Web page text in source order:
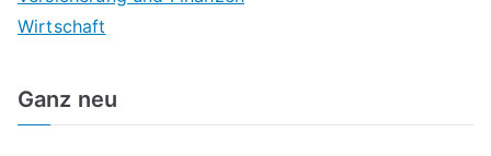
Wirtschaft
Ganz neu